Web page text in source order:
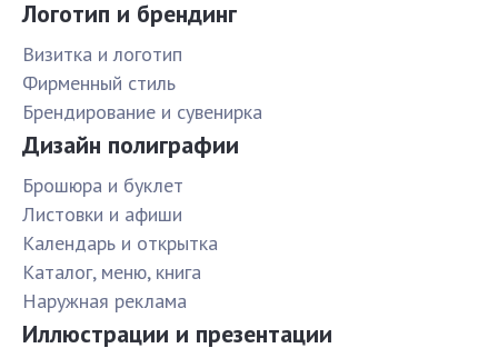
Логотип и брендинг
Визитка и логотип
Фирменный стиль
Брендирование и сувенирка
Дизайн полиграфии
Брошюра и буклет
Листовки и афиши
Календарь и открытка
Каталог, меню, книга
Наружная реклама
Иллюстрации и презентации